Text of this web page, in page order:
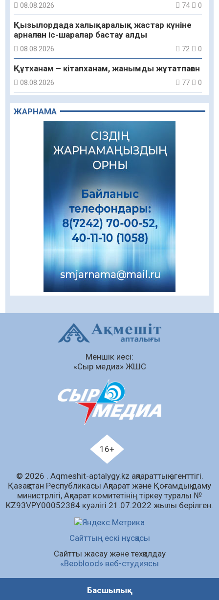
08.08.2026 74 0
Қызылордада халықаралық жастар күніне
арналған іс-шаралар бастау алды
08.08.2026 72 0
Құтханам – кітапханам, жанымды жұтатпаған
08.08.2026 77 0
Құрылыс қарқыны – қала дамуының айғағы
08.08.2026
Зәулім ғимараттарда туған жерді түлеткен
азаматтардың қолтаңбасы бар
Еңбегі ерлікпен тең мамандық
Даналықтың шырағданы, ой-сананың
шамшырағы
08.08.2026
Кенеге қарсы залалсыздандыру жұмыстары
жүргізілуде
07.08.2026
Сыбайлас жемқорлық
Аумақтан тыс соттылық – сот төрелігінің
ашықтығы мен қолжетімділігін арттыру
«Дауыс беру учаскесін қалай табуға болады?»￼
07.08.2026 60 0
Барлық жаңалық
ЖАРНАМА
Меншік иесі:
«Сыр медиа» ЖШС
16+
© 2026 . Аqmeshit-aptalygy.kz ақпараттық агенттігі.
Қазақстан Республикасы Ақпарат және Қоғамдық даму
министрлігі, Ақпарат комитетінің тіркеу туралы №
KZ93VPY00052384 куәлігі 21.07.2022 жылы берілген.
Сайттың ескі нұсқасы
Сайтты жасау және техқолдау
«Beoblood» веб-студиясы
Басшылық